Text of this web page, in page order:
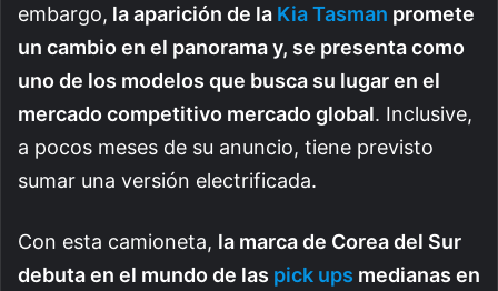
embargo, la aparición de la Kia Tasman promete
un cambio en el panorama y, se presenta como
uno de los modelos que busca su lugar en el
mercado competitivo mercado global. Inclusive,
a pocos meses de su anuncio, tiene previsto
sumar una versión electrificada.
Con esta camioneta, la marca de Corea del Sur
debuta en el mundo de las pick ups medianas en